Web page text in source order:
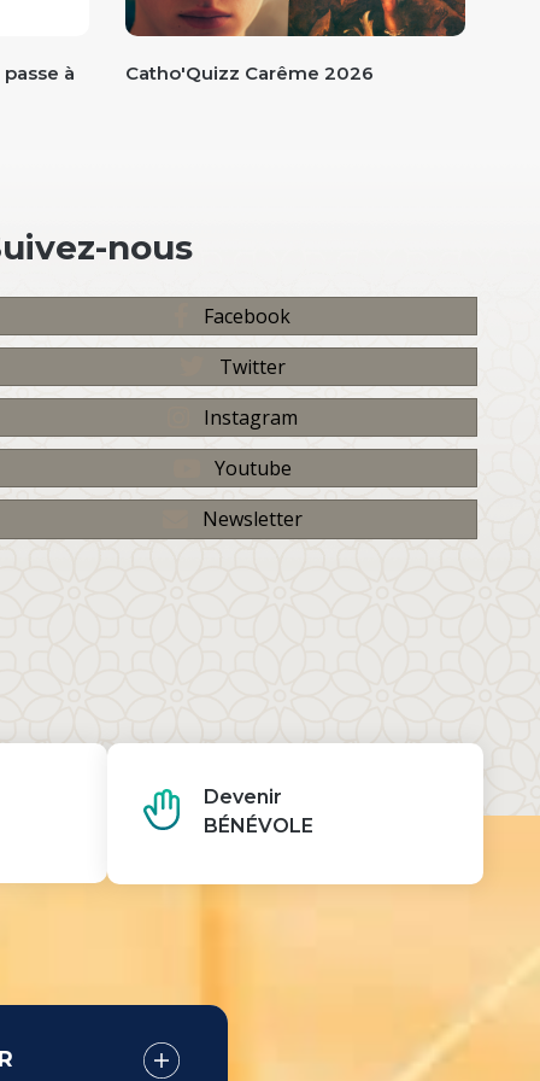
à
Catho'Quizz Carême 2026
nous
Facebook
Twitter
Instagram
Youtube
Newsletter
Devenir
BÉNÉVOLE